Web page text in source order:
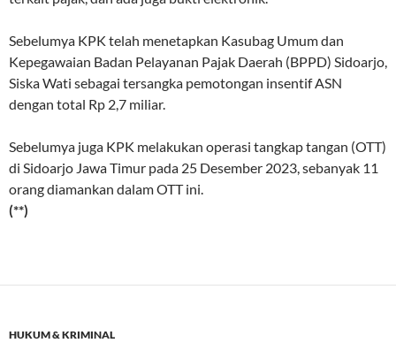
Sebelumya KPK telah menetapkan Kasubag Umum dan
Kepegawaian Badan Pelayanan Pajak Daerah (BPPD) Sidoarjo,
Siska Wati sebagai tersangka pemotongan insentif ASN
dengan total Rp 2,7 miliar.
Sebelumya juga KPK melakukan operasi tangkap tangan (OTT)
di Sidoarjo Jawa Timur pada 25 Desember 2023, sebanyak 11
orang diamankan dalam OTT ini.
(**)
HUKUM & KRIMINAL